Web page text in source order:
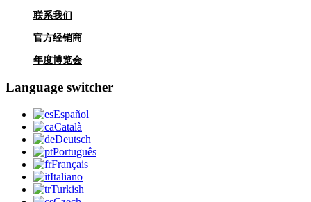
联系我们
官方经销商
年度博览会
Language switcher
Español
Català
Deutsch
Português
Français
Italiano
Turkish